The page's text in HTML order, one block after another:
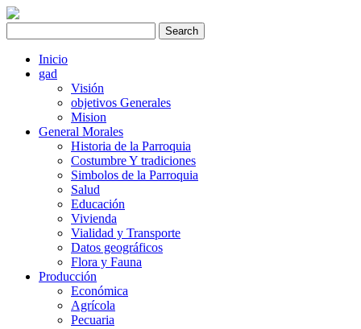
Inicio
gad
Visión
objetivos Generales
Mision
General Morales
Historia de la Parroquia
Costumbre Y tradiciones
Simbolos de la Parroquia
Salud
Educación
Vivienda
Vialidad y Transporte
Datos geográficos
Flora y Fauna
Producción
Económica
Agrícola
Pecuaria